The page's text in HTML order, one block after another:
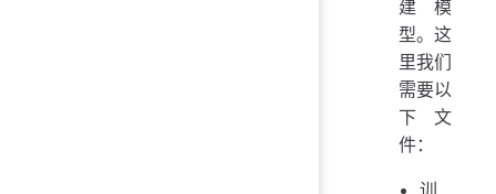
建模
型。这
里我们
需要以
下文
件：
训